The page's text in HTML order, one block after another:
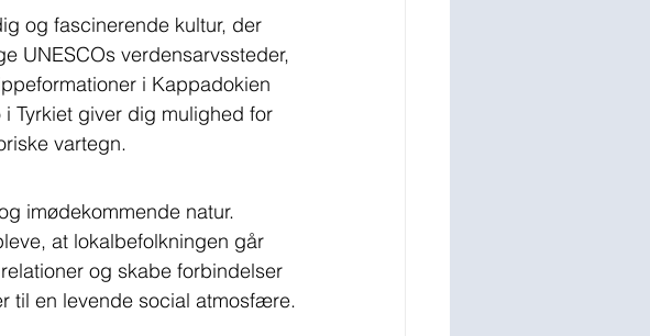
og fascinerende kultur, der
UNESCOs verdensarvssteder,
i Kappadokien
Tyrkiet giver dig mulighed for
vartegn.
imødekommende natur.
at lokalbefolkningen går
og skabe forbindelser
til en levende social atmosfære.